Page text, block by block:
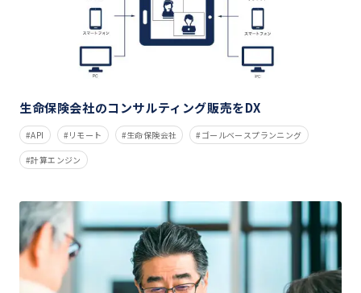
生命保険会社のコンサルティング販売をDX
API リモート 生命保険会社 ゴールベースプランニング
計算エンジン